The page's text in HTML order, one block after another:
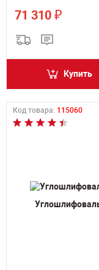
71 310 ₽
Купить
Код товара: 115060